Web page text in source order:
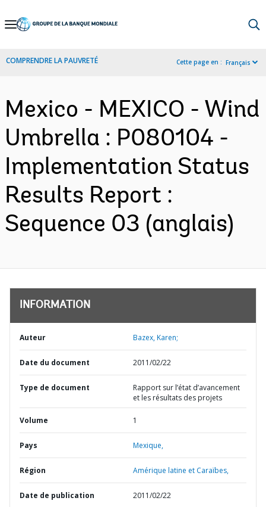
Skip
Navigation
COMPRENDRE LA PAUVRETÉ Cette page en : Français
Mexico - MEXICO - Wind
Umbrella : P080104 -
Implementation Status
Results Report :
Sequence 03 (anglais)
INFORMATION
Auteur Bazex, Karen;
Date du document 2011/02/22
Type de document
Rapport sur l’état d’avancement
et les résultats des projets
Volume 1
Pays Mexique,
Région Amérique latine et Caraïbes,
Date de publication 2011/02/22